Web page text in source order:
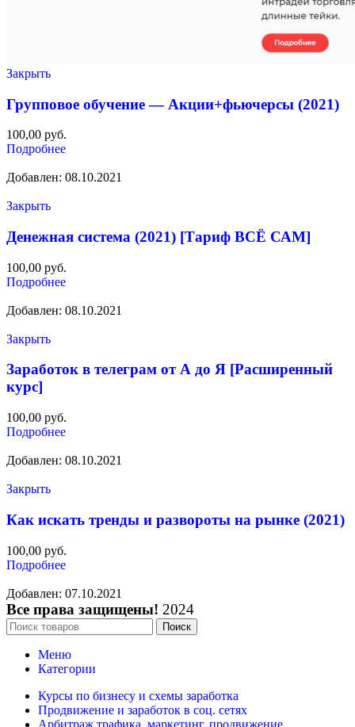
Закрыть
Групповое обучение — Акции+фьючерсы (2021)
100,00 руб.
Подробнее
Добавлен: 08.10.2021
Закрыть
Денежная система (2021) [Тариф ВСЁ САМ]
100,00 руб.
Подробнее
Добавлен: 08.10.2021
Закрыть
Заработок в телеграм от А до Я [Расширенный
курс]
100,00 руб.
Подробнее
Добавлен: 08.10.2021
Закрыть
Как искать тренды и развороты на рынке (2021)
100,00 руб.
Подробнее
Добавлен: 07.10.2021
Все права защищены! 2024
Поиск
Меню
Категории
Курсы по бизнесу и схемы заработка
Продвижение и заработок в соц. сетях
Арбитраж трафика, маркетинг, продвижение